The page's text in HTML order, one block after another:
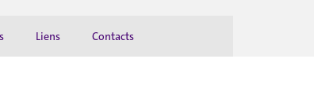
Liens Contacts